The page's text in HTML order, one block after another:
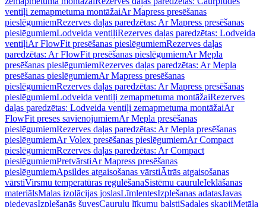
ventiļi zemapmetuma montāžaiAr Mapress presēšanas
pieslēgumiemRezerves daļas paredzētas: Ar Mapress presēšanas
pieslēgumiemLodveida ventiļiRezerves daļas paredzētas: Lodveida
ventiļiAr FlowFit presēšanas pieslēgumiemRezerves daļas
paredzētas: Ar FlowFit presēšanas pieslēgumiemAr Mepla
presēšanas pieslēgumiemRezerves daļas paredzētas: Ar Mepla
presēšanas pieslēgumiemAr Mapress presēšanas
pieslēgumiemRezerves daļas paredzētas: Ar Mapress presēšanas
pieslēgumiemLodveida ventiļi zemapmetuma montāžaiRezerves
daļas paredzētas: Lodveida ventiļi zemapmetuma montāžaiAr
FlowFit preses savienojumiemAr Mepla presēšanas
pieslēgumiemRezerves daļas paredzētas: Ar Mepla presēšanas
pieslēgumiemAr Volex presēšanas pieslēgumiemAr Compact
pieslēgumiemRezerves daļas paredzētas: Ar Compact
pieslēgumiemPretvārstiAr Mapress presēšanas
pieslēgumiemApsildes atgaisošanas vārstiĀtrās atgaisošanas
vārstiVirsmu temperatūras regulēšanaSistēmu cauruleIeklāšanas
materiālsMalas izolācijas joslasLīmlentesIzplešanas adatasJavas
piedevasIzplešanās šuvesCauruļu līkumu balstiSadales skapjiMetāla